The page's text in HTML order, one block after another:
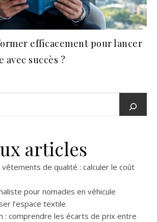
efficacement pour lancer
succès ?
articles
de qualité : calculer le coût
pour nomades en véhicule
l’espace textile
: comprendre les écarts de prix entre